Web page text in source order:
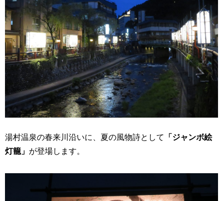
湯村温泉の春来川沿いに、夏の風物詩として
「ジャンボ絵
灯籠」 が登場します。